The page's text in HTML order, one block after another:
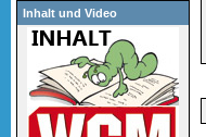
Inhalt und Video